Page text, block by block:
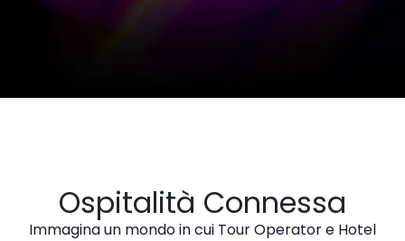
Ospitalità Connessa
Immagina un mondo in cui Tour Operator e Hotel